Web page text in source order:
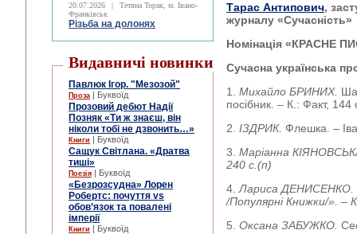
20.07.2026 |
Тетяна Торак, м. Івано-
Франківськ
Різьба на долонях
Видавничі новинки
Павлюк Ігор. "Мезозой"
Проза | Буквоїд
Прозовий дебют Надії
Позняк «Ти ж знаєш, він
ніколи тобі не дзвонить…»
Книги | Буквоїд
Сащук Світлана. «Дратва
тиші»
Поезія | Буквоїд
«Безрозсудна» Лорен
Робертс: почуття vs
обов’язок та повалені
імперії
Книги | Буквоїд
Тарас Антипович,
журналу «Сучасність»
Номінація «КРАСНЕ
Сучасна українська
1. Михайло БРИНИХ.
посібник. – К.: Факт, 144
2. ІЗДРИК. Флешка. –
3. Маріанна
240 с.(п)
4. Лариса ДЕНИСЕНКО.
/Популярні Книжки/». –
5. Оксана ЗАБУЖКО.